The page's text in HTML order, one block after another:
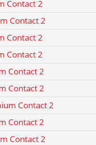
Contact 2
Contact 2
Contact 2
Contact 2
Contact 2
Contact 2
Contact 2
Contact 2
Contact 2